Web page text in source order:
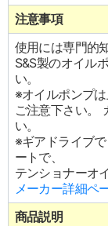
注意事項
使用には専門的
S&S製のオイル
い。
※オイルポンプ
ご注意下さい。
い。
※ギアドライブ
ートで、
テンショナーオ
メーカー詳細ペ
商品説明